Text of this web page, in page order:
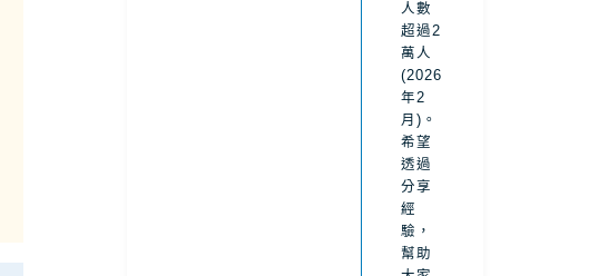
人數
超過2
萬人
(2026
年2
月)。
希望
透過
分享
經
驗，
幫助